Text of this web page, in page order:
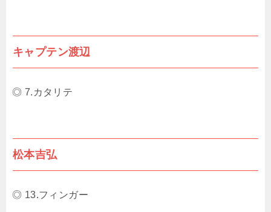
キャプテン渡辺
◎ 7.カタリテ
松本吉弘
◎ 13.フィンガー